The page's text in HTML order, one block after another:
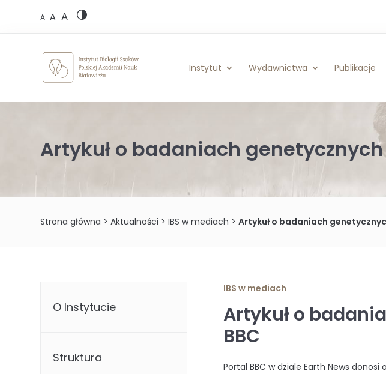
A A A
Instytut Wydawnictwa Publikacje
Artykuł o badaniach
Strona główna >Aktualności >IBS w mediach >Artykuł o badaniach
IBS w mediach
Artykuł o
BBC
Portal BBC w dziale Earth News
O Instytucie
Struktura